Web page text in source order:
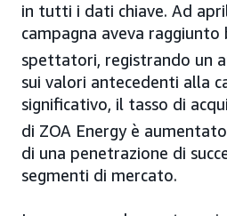
in tutti i dati chiave. Ad
campagna aveva
spettatori, registrando un
sui valori antecedenti alla
significativo, il tasso di
di ZOA Energy è
di una penetrazione di
segmenti di mercato.